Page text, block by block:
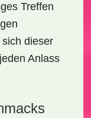
Treffen
dieser
Anlass